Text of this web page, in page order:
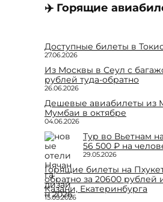
✈️ Горящие
Доступные билеты в
27.06.2026
Из Москвы в Сеул с
рублей туда-обратно
26.06.2026
Дешевые авиабилеты из
Мумбаи в октябре
04.06.2026
Тур во Вьетнам
56 500 ₽ на
29.05.2026
Горящие билеты на
обратно за 20600 рублей
Казани, Екатеринбурга
15.05.2026